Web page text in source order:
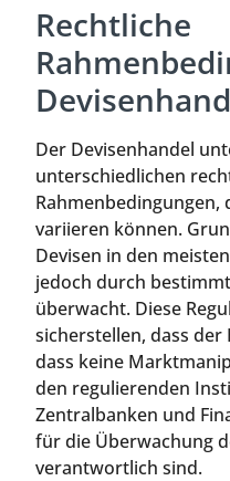
Rechtliche
Der Devisenhandel
unterschiedlichen
Rahmenbedingungen,
variieren können.
Devisen in den
jedoch durch
überwacht. Diese
sicherstellen, dass
dass keine
den regulierenden
Zentralbanken und
für die Überwachung
verantwortlich sind.